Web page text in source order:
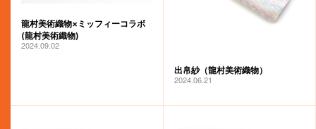
龍村美術織物×ミッフィーコラボ
(龍村美術織物)
2024.09.02
出帛紗（龍村美術織物）
2024.06.21